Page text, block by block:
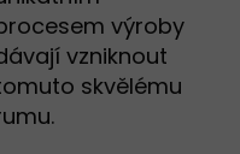
výroby
vzniknout
skvělému